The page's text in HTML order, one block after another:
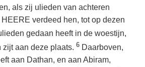
als zij ulieden van achteren
verdeed hen, tot op dezen
gedaan heeft in de woestijn,
zijt aan deze plaats. 6 Daarboven,
aan Dathan, en aan Abiram,